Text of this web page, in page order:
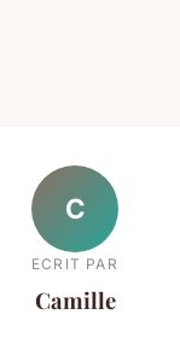
C
ECRIT PAR
Camille